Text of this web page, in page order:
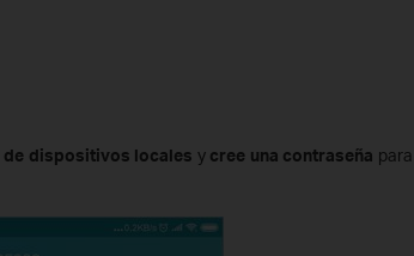
de dispositivos locales y cree una contraseña para